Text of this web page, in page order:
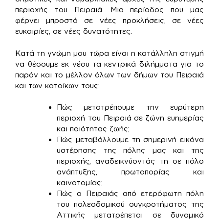
περιοχής του Πειραιά. Μια περίοδος που μας
φέρνει μπροστά σε νέες προκλήσεις, σε νέες
ευκαιρίες, σε νέες δυνατότητες.
Κατά τη γνώμη μου τώρα είναι η κατάλληλη στιγμή
να θέσουμε εκ νέου τα κεντρικά διλήμματα για το
παρόν και το μέλλον όλων των δήμων του Πειραιά
και των κατοίκων τους:
Πώς μετατρέπουμε την ευρύτερη
περιοχή του Πειραιά σε ζώνη ευημερίας
και ποιότητας ζωής;
Πώς μεταβάλλουμε τη σημερινή εικόνα
υστέρησης της πόλης μας και της
περιοχής, αναδεικνύοντάς τη σε πόλο
ανάπτυξης, πρωτοπορίας και
καινοτομίας;
Πώς ο Πειραιάς από ετερόφωτη πόλη
του πολεοδομικού συγκροτήματος της
Αττικής μετατρέπεται σε δυναμικό